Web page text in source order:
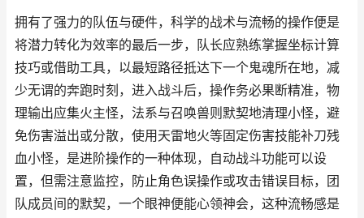
拥有了强力的队伍与硬件，科学的战术与流畅的操作便是
将潜力转化为效率的最后一步，队长应熟练掌握坐标计算
技巧或借助工具，以最短路径抵达下一个鬼魂所在地，减
少无谓的奔跑时刻，进入战斗后，操作务必果断精准，物
理输出应集火主怪，法系与召唤兽则默契地清理小怪，避
免伤害溢出或分散，使用天雷地火等固定伤害技能补刀残
血小怪，是进阶操作的一种体现，自动战斗功能可以设
置，但需注意监控，防止角色误操作或攻击错误目标，团
队成员间的默契，一个眼神便能心领神会，这种流畅感是